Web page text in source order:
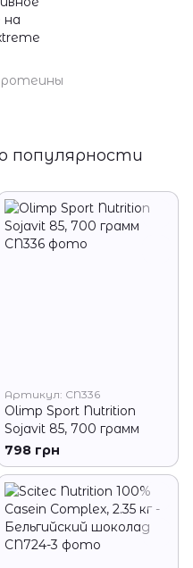
популярности
Артикул: CN336
Olimp Sport Nutrition
Sojavit 85, 700 грамм
798 грн